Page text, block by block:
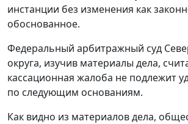
инстанции без изменения как
обоснованное.
Федеральный арбитражный суд
округа, изучив материалы дела,
кассационная жалоба не подлежит
по следующим основаниям.
Как видно из материалов дела,